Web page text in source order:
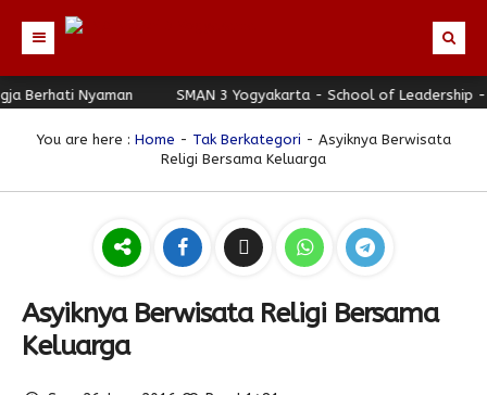
Beranda
Profil
Struktur Organisasi
Seragam
Guru & Karyawan
Padmanaba Smart Service
Foto
Download
Nyaman SMAN 3 Yogyakarta - School of Leadership -
You are here : Home - Tak Berkategori - Asyiknya Berwisata
Religi Bersama Keluarga
Asyiknya Berwisata Religi Bersama
Keluarga